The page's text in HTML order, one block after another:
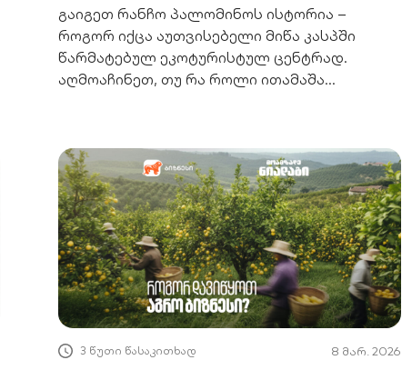
გაიგეთ რანჩო პალომინოს ისტორია –
როგორ იქცა აუთვისებელი მიწა კასპში
წარმატებულ ეკოტურისტულ ცენტრად.
აღმოაჩინეთ, თუ რა როლი ითამაშა
3 წუთი წასაკითხად 8 მარ. 2026